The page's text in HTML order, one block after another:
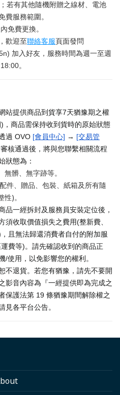
若有其他隨機附贈之線材、電池
費服務範圍。
免費更換。
歡迎至聯絡客服頁面發問
加入好友，服務時間為週一至週
。
站提供商品到貨享7天猶豫期之權
，商品需保持收到貨時的原始狀態
過 OVO [會員中心] → [交易管
核通過後，將與您聯繫相關流程
狀態為：
髒、無字跡等。
件、贈品、包裝、紙箱及所有隨
)。
品一經拆封及服務員安裝定位後，
須收取價值損失之費用(整新費、
且無法歸還消費者自付的附加服
費等)。請先確認收到的商品正
/使用，以免影響您的權利。
不退貨。若您有猶豫，請先不要開
影音內容為『一經提供即為完成之
保護法第 19 條猶豫期間解除權之
見各平台公告。